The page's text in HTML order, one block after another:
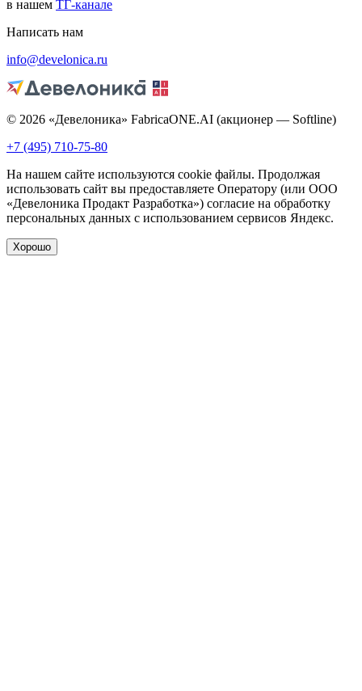
в нашем ТГ-канале
Написать нам
info@develonica.ru
© 2026 «Девелоника» FabricaONE.AI (акционер — Softline)
+7 (495) 710-75-80
На нашем сайте используются cookie файлы. Продолжая
использовать сайт вы предоставляете Оператору (или ООО
«Девелоника Продакт Разработка») согласие на обработку
персональных данных с использованием сервисов Яндекс.
Хорошо